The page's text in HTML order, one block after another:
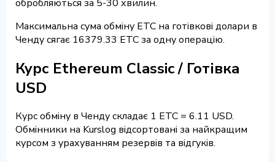
обробляються за 5-30 хвилин.
Максимальна сума обміну ETC на готівкові долари в
Ченду сягає 16379.33 ETC за одну операцію.
Курс Ethereum Classic / Готівка
USD
Курс обміну в Ченду складає 1 ETC = 6.11 USD.
Обмінники на Kurslog відсортовані за найкращим
курсом з урахуванням резервів та відгуків.